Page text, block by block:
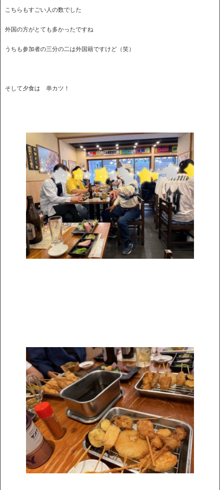
こちらもすごい人の数でした
外国の方がとても多かったですね
うちも参加者の三分の二は外国籍ですけど（笑）
そして夕食は 串カツ！